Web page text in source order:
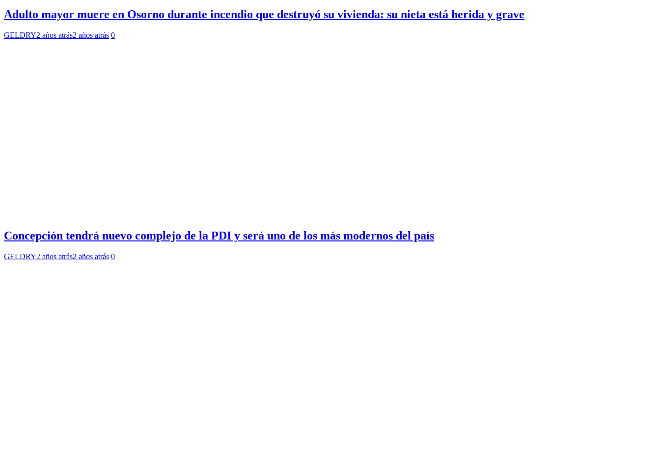
Adulto mayor muere en Osorno durante incendio que destruyó su vivienda: su nieta está herida y grave
GELDRY2 años atrás2 años atrás 0
Concepción tendrá nuevo complejo de la PDI y será uno de los más modernos del país
GELDRY2 años atrás2 años atrás 0